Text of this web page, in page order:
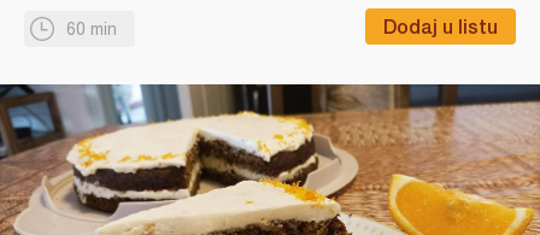
60 min Dodaj u listu